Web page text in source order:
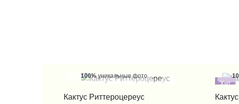
100%уникальные фото
Кактус Риттероцереус
Хит